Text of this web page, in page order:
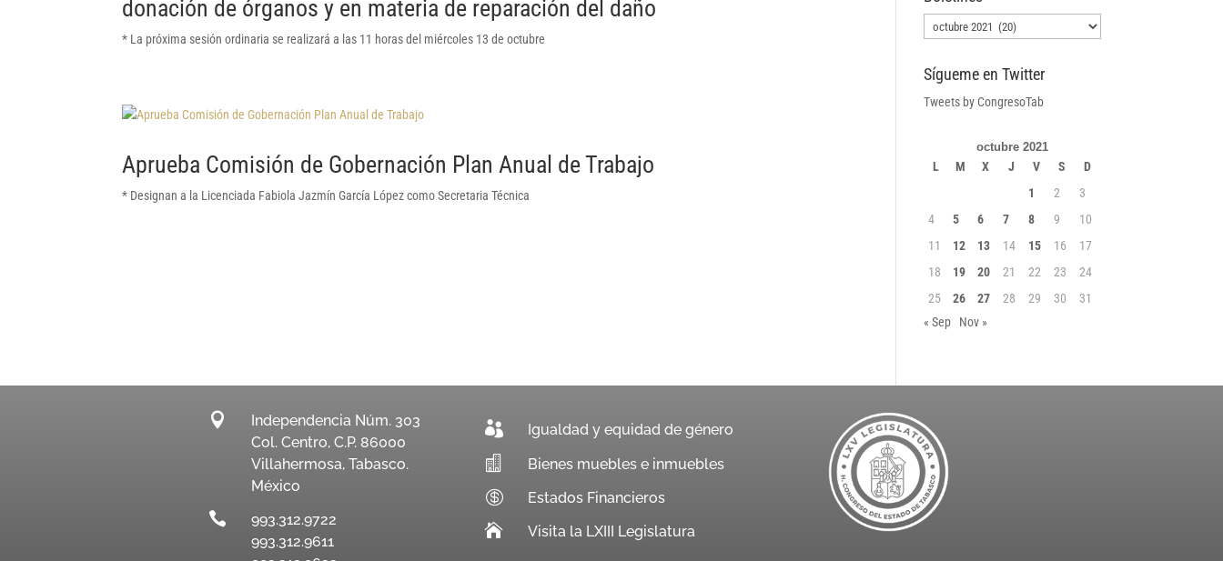
donación de órganos y en materia de reparación del daño
* La próxima sesión ordinaria se realizará a las 11 horas del miércoles 13 de octubre
Aprueba Comisión de Gobernación Plan Anual de Trabajo
* Designan a la Licenciada Fabiola Jazmín García López como Secretaria Técnica
Boletines
Sígueme en Twitter
Tweets by CongresoTab
octubre 2021
L M X J V S
D
1
2
3
4
5 6 7 8 9
10
11
12 13 14 15 16
17
18
19 20 21 22 23
24
25
26 27 28 29 30
31
« Sep
Nov »

Independencia Núm. 303
Col. Centro, C.P. 86000
Villahermosa, Tabasco.
México

993.312.9722
993.312.9611
 Igualdad y equidad de género
 Bienes muebles e inmuebles
 Estados Financieros
 Visita la LXIII Legislatura